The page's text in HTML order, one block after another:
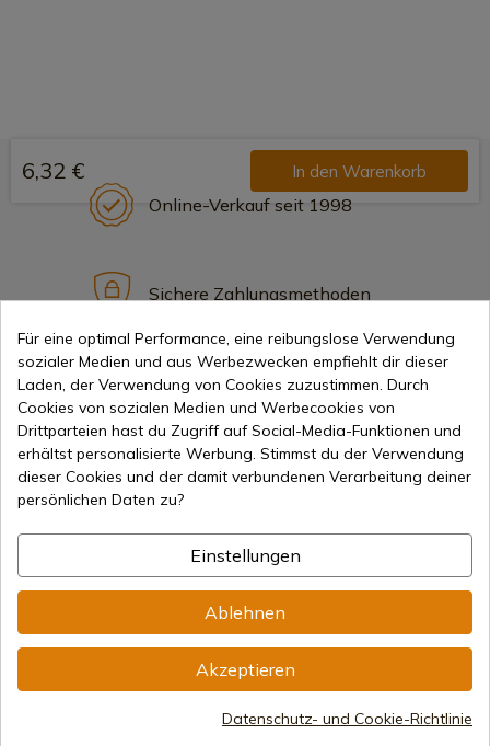
6,32 € In den Warenkorb
Online-Verkauf seit 1998
Sichere Zahlungsmethoden
Internationaler Versand
Information
info@aceros-de-hispania.com
(+34)978 877 088
Für eine optimal Performance, eine reibungslose Verwendung
sozialer Medien und aus Werbezwecken empfiehlt dir dieser
Laden, der Verwendung von Cookies zuzustimmen. Durch
Cookies von sozialen Medien und Werbecookies von
Drittparteien hast du Zugriff auf Social-Media-Funktionen und
erhältst personalisierte Werbung. Stimmst du der Verwendung
dieser Cookies und der damit verbundenen Verarbeitung deiner
persönlichen Daten zu?
Einstellungen
Ablehnen
Akzeptieren
Datenschutz- und Cookie-Richtlinie